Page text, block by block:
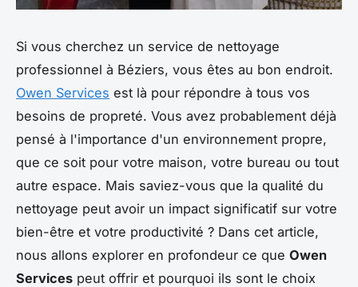
Si vous cherchez un service de nettoyage
professionnel à Béziers, vous êtes au bon endroit.
Owen Services est là pour répondre à tous vos
besoins de propreté. Vous avez probablement déjà
pensé à l'importance d'un environnement propre,
que ce soit pour votre maison, votre bureau ou tout
autre espace. Mais saviez-vous que la qualité du
nettoyage peut avoir un impact significatif sur votre
bien-être et votre productivité ? Dans cet article,
nous allons explorer en profondeur ce que Owen
Services peut offrir et pourquoi ils sont le choix